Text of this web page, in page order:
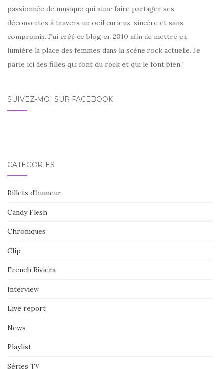
passionnée de musique qui aime faire partager ses
découvertes à travers un oeil curieux, sincère et sans
compromis. J'ai créé ce blog en 2010 afin de mettre en
lumière la place des femmes dans la scène rock actuelle. Je
parle ici des filles qui font du rock et qui le font bien !
SUIVEZ-MOI SUR FACEBOOK
CATÉGORIES
Billets d'humeur
Candy Flesh
Chroniques
Clip
French Riviera
Interview
Live report
News
Playlist
Séries TV